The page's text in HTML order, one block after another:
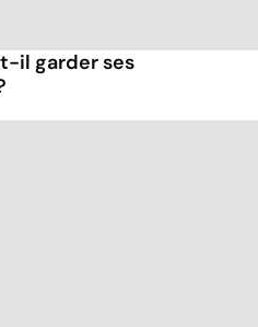
il garder ses